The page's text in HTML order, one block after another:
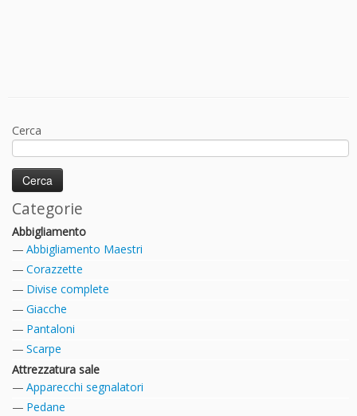
Cerca
Categorie
Abbigliamento
Abbigliamento Maestri
Corazzette
Divise complete
Giacche
Pantaloni
Scarpe
Attrezzatura sale
Apparecchi segnalatori
Pedane